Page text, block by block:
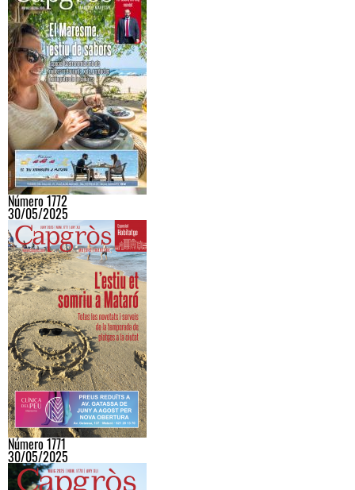
Número 1772
30/05/2025
Número 1771
30/05/2025